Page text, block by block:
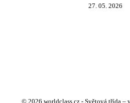
27. 05. 2026
© 2026 worldclass.cz - Světová třída –